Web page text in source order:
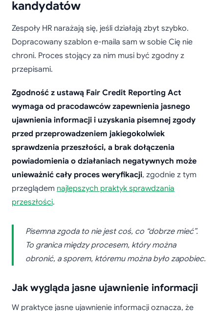
kandydatów
Zespoły HR narażają się, jeśli działają zbyt szybko.
Dopracowany szablon e-maila sam w sobie Cię nie
chroni. Proces stojący za nim musi być zgodny z
przepisami.
Zgodność z ustawą Fair Credit Reporting Act
wymaga od pracodawców zapewnienia jasnego
ujawnienia informacji i uzyskania pisemnej zgody
przed przeprowadzeniem jakiegokolwiek
sprawdzenia przeszłości, a brak dołączenia
powiadomienia o działaniach negatywnych może
unieważnić cały proces weryfikacji, zgodnie z tym
przeglądem najlepszych praktyk sprawdzania
przeszłości.
Pisemna zgoda to nie jest coś, co “dobrze mieć”.
To granica między procesem, który można
obronić, a sporem, któremu można było zapobiec.
Jak wygląda jasne ujawnienie informacji
W praktyce jasne ujawnienie informacji oznacza, że